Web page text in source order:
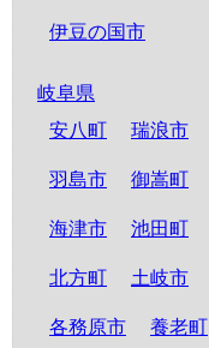
伊豆の国市
岐阜県
安八町
瑞浪市
羽島市 御嵩町
海津市 池田町
北方町 土岐市
各務原市 養老町